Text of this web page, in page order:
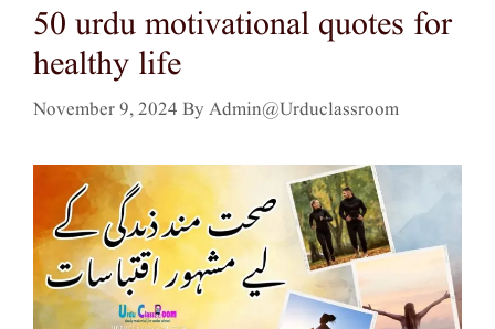
50 urdu motivational quotes for
healthy life
November 9, 2024 ByAdmin@urduclassroom